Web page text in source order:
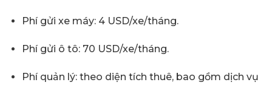
Phí gửi xe máy: 4 USD/xe/tháng.
Phí gửi ô tô: 70 USD/xe/tháng.
Phí quản lý: theo diện tích thuê, bao gồm dịch vụ